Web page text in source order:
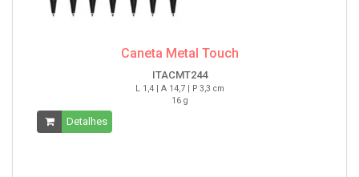
Caneta Metal Touch
ITACMT244
L 1,4 | A 14,7 | P 3,3 cm
16 g
Detalhes